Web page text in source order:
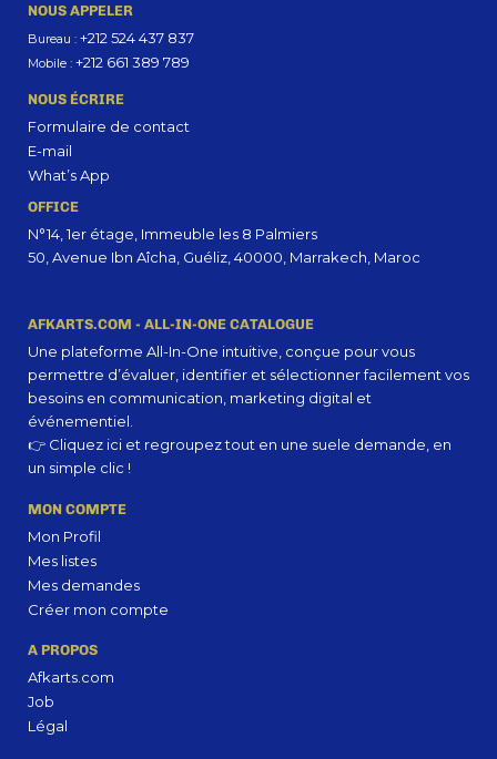
NOUS APPELER
Bureau : +212 524 437 837
Mobile : +212 661 389 789
NOUS ÉCRIRE
Formulaire de contact
E-mail
What’s App
OFFICE
N°14, 1er étage, Immeuble les 8 Palmiers
50, Avenue Ibn Aîcha, Guéliz, 40000, Marrakech, Maroc
AFKARTS.COM - ALL-IN-ONE CATALOGUE
Une plateforme All-In-One intuitive, conçue pour vous
permettre d’évaluer, identifier et sélectionner facilement vos
besoins en communication, marketing digital et
événementiel.
👉 Cliquez ici et regroupez tout en une suele demande, en
un simple clic !
MON COMPTE
Mon Profil
Mes listes
Mes demandes
Créer mon compte
A PROPOS
Afkarts.com
Job
Légal